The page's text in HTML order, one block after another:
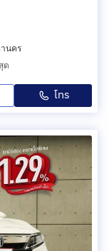
นคร
ด
โทร